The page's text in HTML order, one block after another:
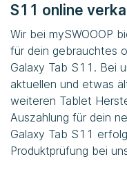
S11 online
Wir bei mySWOOOP
für dein gebrauchtes
Galaxy Tab S11. Bei
aktuellen und etwas
weiteren Tablet
Auszahlung für dein
Galaxy Tab S11
Produktprüfung bei